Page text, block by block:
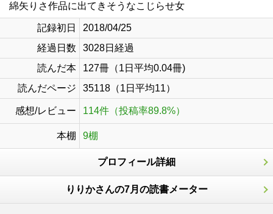
綿矢りさ作品に出てきそうなこじらせ女
記録初日
2018/04/25
経過日数
3028日経過
読んだ本
127冊（1日平均0.04冊)
読んだページ
35118（1日平均11）
感想/レビュー 114件（投稿率89.8%）
本棚 9棚
プロフィール詳細
りりかさんの7月の読書メーター